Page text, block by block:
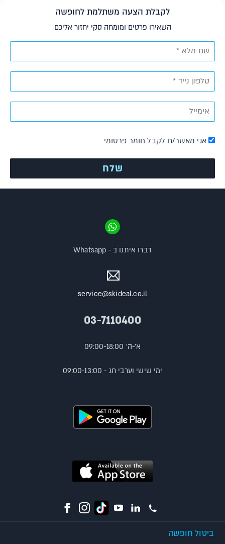
לקבלת הצעה משתלמת לחופשה
השאירו פרטים ומומחה סקי יחזור אליכם
אני מאשר/ת לקבל חומר פרסומי
service@skideal.co.il
03-7110400
א'-ה' 09:00-18:00
ימי שישי וערבי חג - 09:00-13:00
דברו איתנו ב - Whatsapp
ביטול חופשה